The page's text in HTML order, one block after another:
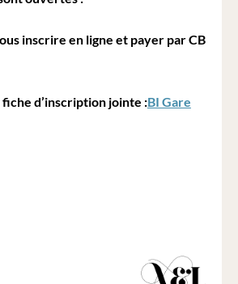
inscrire en ligne et payer par CB
d’inscription jointe :BI Gare